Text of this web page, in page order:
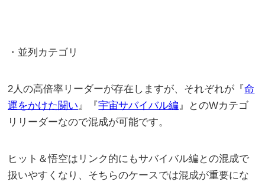
・並列カテゴリ
2人の高倍率リーダーが存在しますが、それぞれが『命
運をかけた闘い 』『宇宙サバイバル編 』とのWカテゴ
リリーダーなので混成が可能です。
ヒット＆悟空はリンク的にもサバイバル編との混成で
扱いやすくなり、そちらのケースでは混成が重要にな